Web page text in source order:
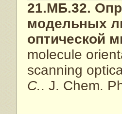
21.МБ.32.
модельных
оптической
molecule
scanning
C.. J. Chem.